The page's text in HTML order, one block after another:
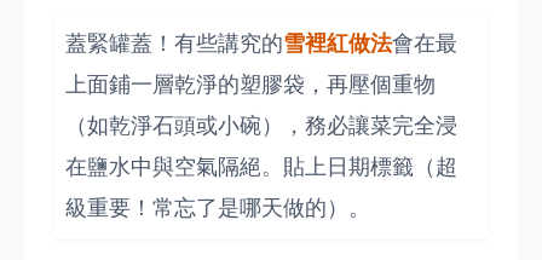
蓋緊罐蓋！有些講究的雪裡紅做法會在最
上面鋪一層乾淨的塑膠袋，再壓個重物
（如乾淨石頭或小碗），務必讓菜完全浸
在鹽水中與空氣隔絕。貼上日期標籤（超
級重要！常忘了是哪天做的）。